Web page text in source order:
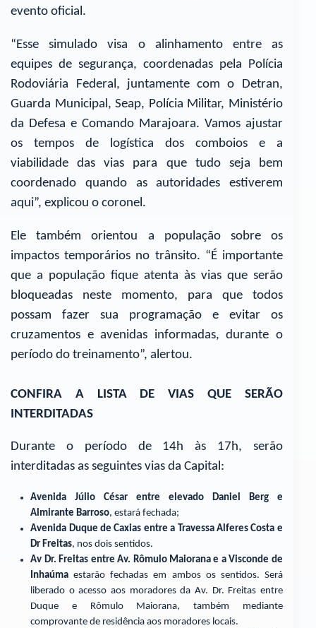
evento oficial.
“Esse simulado visa o alinhamento entre as
equipes de segurança, coordenadas pela Polícia
Rodoviária Federal, juntamente com o Detran,
Guarda Municipal, Seap, Polícia Militar, Ministério
da Defesa e Comando Marajoara. Vamos ajustar
os tempos de logística dos comboios e a
viabilidade das vias para que tudo seja bem
coordenado quando as autoridades estiverem
aqui”, explicou o coronel.
Ele também orientou a população sobre os
impactos temporários no trânsito. “É importante
que a população fique atenta às vias que serão
bloqueadas neste momento, para que todos
possam fazer sua programação e evitar os
cruzamentos e avenidas informadas, durante o
período do treinamento”, alertou.
CONFIRA A LISTA DE VIAS QUE SERÃO
INTERDITADAS
Durante o período de 14h às 17h, serão
interditadas as seguintes vias da Capital:
Avenida Júlio César entre elevado Daniel Berg e
Almirante Barroso, estará fechada;
Avenida Duque de Caxias entre a Travessa Alferes Costa e
Dr Freitas, nos dois sentidos.
Av Dr. Freitas entre Av. Rômulo Maiorana e a Visconde de
Inhaúma estarão fechadas em ambos os sentidos. Será
liberado o acesso aos moradores da Av. Dr. Freitas entre
Duque e Rômulo Maiorana, também mediante
comprovante de residência aos moradores locais.